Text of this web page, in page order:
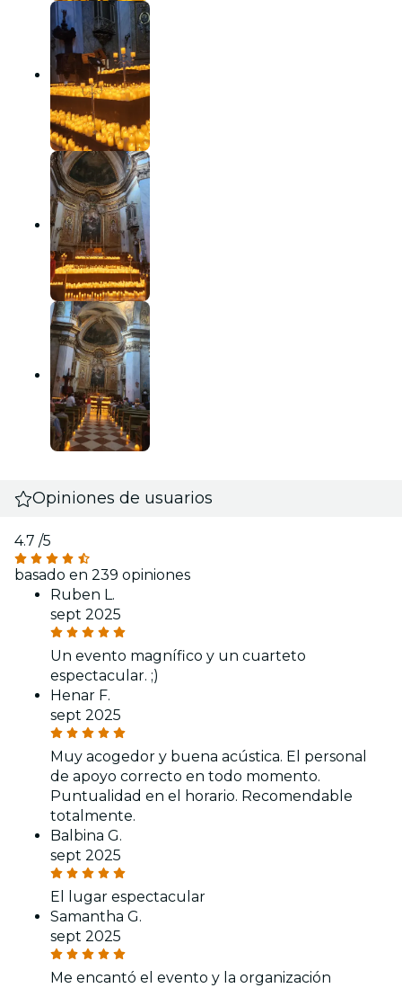
Opiniones de usuarios
4.7 /5
basado en 239 opiniones
Ruben L.
sept 2025
Un evento magnífico y un cuarteto
espectacular. ;)
Henar F.
sept 2025
Muy acogedor y buena acústica. El personal
de apoyo correcto en todo momento.
Puntualidad en el horario. Recomendable
totalmente.
Balbina G.
sept 2025
El lugar espectacular
Samantha G.
sept 2025
Me encantó el evento y la organización